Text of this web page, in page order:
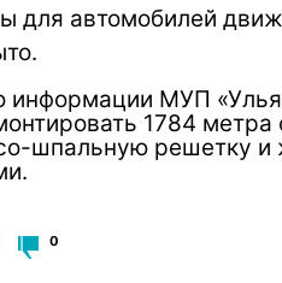
для автомобилей
информации МУП
1784 метра
шпальную решетку и
0